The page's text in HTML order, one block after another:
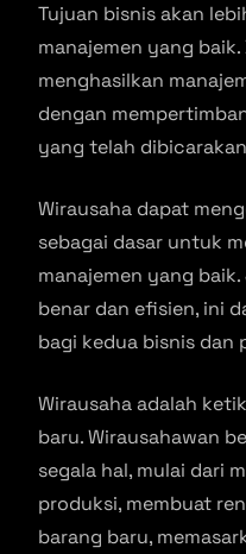
Tujuan bisnis akan
manajemen yang
menghasilkan
dengan
yang telah
Wirausaha dapat
sebagai dasar untuk
manajemen yang
benar dan efisien, ini
bagi kedua bisnis dan
Wirausaha adalah
baru. Wirausahawan
segala hal, mulai dari
produksi, membuat
barang baru,